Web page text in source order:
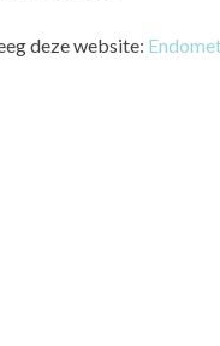
deze website: